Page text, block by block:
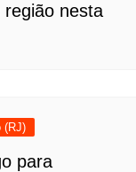
região nesta
(RJ)
para